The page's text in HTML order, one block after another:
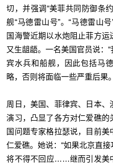
切，并强调“美菲共同防御条
舰“马德雷山号”。“马德雷山
国海警近期以水炮阻止菲方
又生龃龉。一名美国官员说：
宾水兵和船舰，因此包括马
略，否则将面临一些严重后果
周日，美国、菲律宾、日本
演习，凸显了各方对仁爱礁
国问题专家格拉瑟说，目前
仁爱礁。她说：“如果北京直
将不得不回应……继而引发美